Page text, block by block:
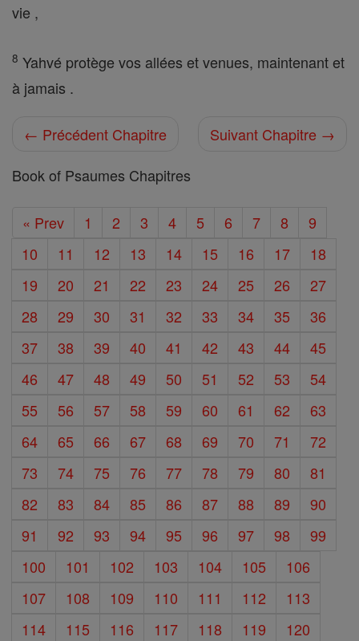
vie ,
8 Yahvé protège vos allées et venues, maintenant et
à jamais .
← Précédent Chapitre
Suivant Chapitre →
Book of Psaumes Chapitres
« Prev 1 2 3 4 5 6 7 8
9
10
11 12 13 14 15 16 17
18
19
20 21 22 23 24 25 26
27
28
29 30 31 32 33 34 35
36
37
38 39 40 41 42 43 44
45
46
47 48 49 50 51 52 53
54
55
56 57 58 59 60 61 62
63
64
65 66 67 68 69 70 71
72
73
74 75 76 77 78 79 80
81
82
83 84 85 86 87 88 89
90
91
92 93 94 95 96 97 98
99
100
101 102 103 104 105
106
107
108 109 110 111 112
113
114
115 116 117 118 119
120